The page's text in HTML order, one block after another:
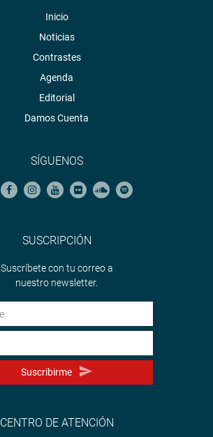
Inicio
Noticias
Contrastes
Agenda
Editorial
Damos Cuenta
SÍGUENOS
SUSCRIPCIÓN
Suscríbete con tu correo a
nuestro newsletter.
Suscribirme
CENTRO DE ATENCIÓN